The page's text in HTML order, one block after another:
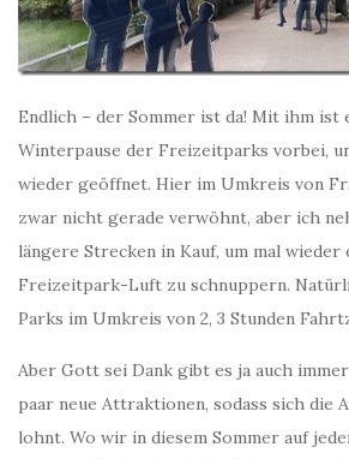
Endlich – der Sommer ist da! Mit ihm ist
Winterpause der Freizeitparks vorbei,
wieder geöffnet. Hier im Umkreis von
zwar nicht gerade verwöhnt, aber ich
längere Strecken in Kauf, um mal wieder
Freizeitpark-Luft zu schnuppern.
Parks im Umkreis von 2, 3 Stunden
Aber Gott sei Dank gibt es ja auch
paar neue Attraktionen, sodass sich die
lohnt. Wo wir in diesem Sommer auf